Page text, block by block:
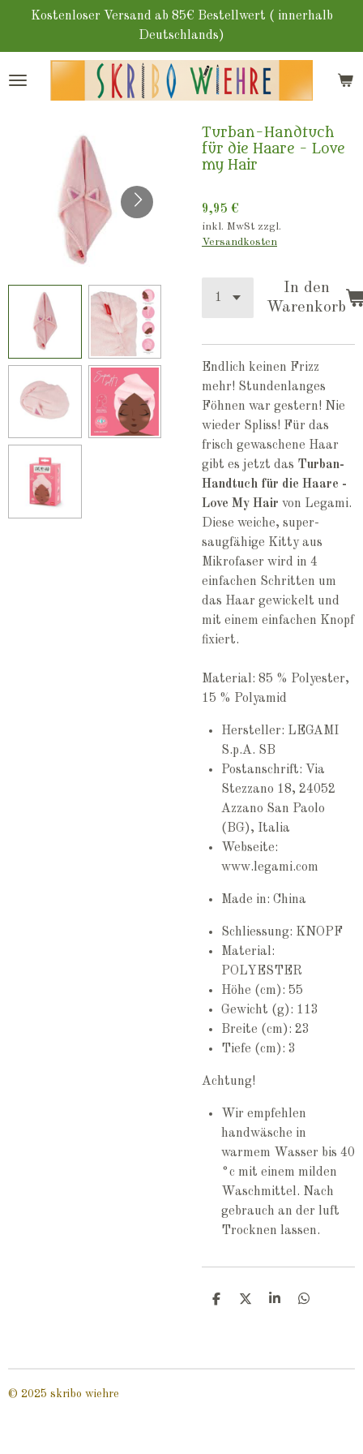
Zum
springen
Kostenloser Versand ab 85€ Bestellwert ( innerhalb
Deutschlands)
Turban-Handtuch
für die Haare - Love
my Hair
9,95 €
inkl. MwSt zzgl.
Versandkosten
In den
Warenkorb
Endlich keinen Frizz
mehr! Stundenlanges
Föhnen war gestern! Nie
wieder Spliss! Für das
frisch gewaschene Haar
gibt es jetzt das Turban-
Handtuch für die Haare -
Love My Hair von Legami.
Diese weiche, super-
saugfähige Kitty aus
Mikrofaser wird in 4
einfachen Schritten um
das Haar gewickelt und
mit einem einfachen Knopf
fixiert.
Material: 85 % Polyester,
15 % Polyamid
Hersteller: LEGAMI
S.p.A. SB
Postanschrift: Via
Stezzano 18, 24052
Azzano San Paolo
(BG), Italia
Webseite:
www.legami.com
Made in: China
Schliessung: KNOPF
Material:
POLYESTER
Höhe (cm): 55
Gewicht (g): 113
Breite (cm): 23
Tiefe (cm): 3
Achtung!
Wir empfehlen
handwäsche in
warmem Wasser bis 40
°c mit einem milden
Waschmittel. Nach
gebrauch an der luft
Trocknen lassen.
T
n
T
n
T
n
T
n
© 2025 skribo wiehre